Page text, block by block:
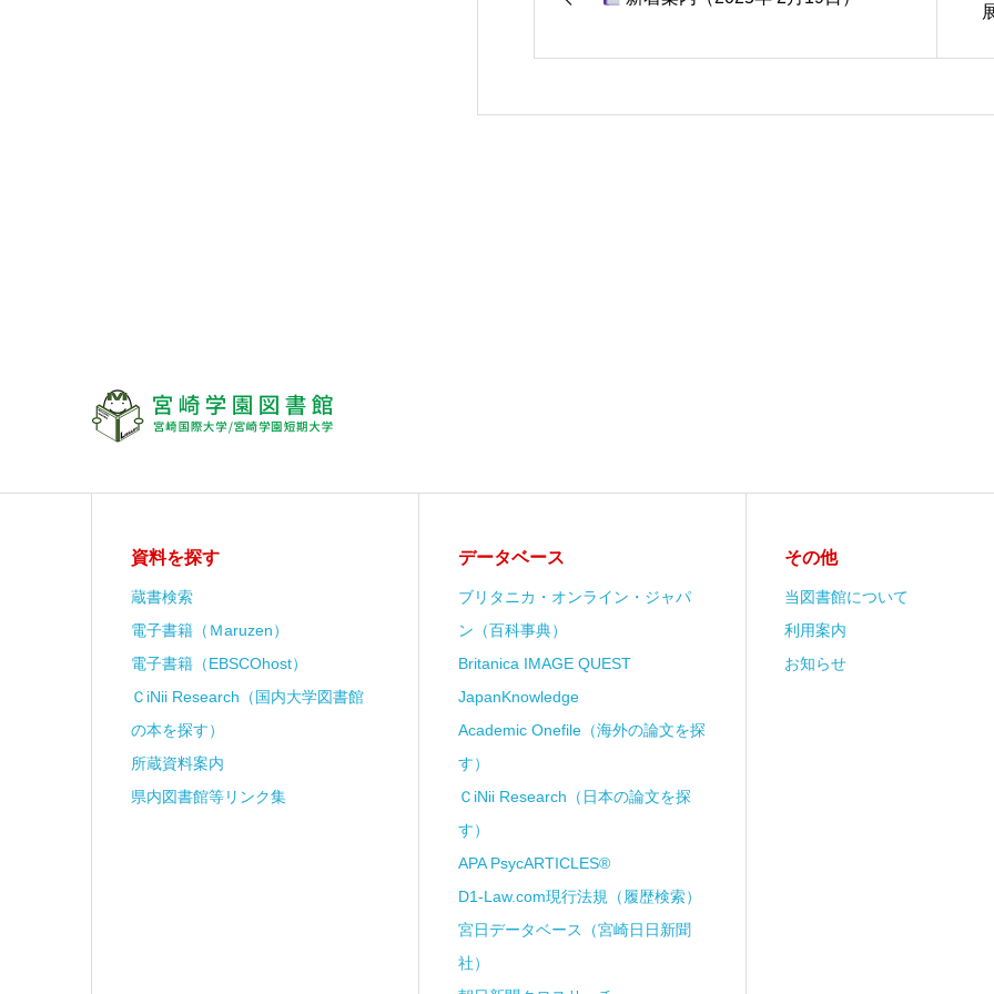
資料を探す
蔵書検索
電子書籍（Ｍaruzen）
電子書籍（EBSCOhost）
ＣiNii Research（国内大学図書館
の本を探す）
所蔵資料案内
県内図書館等リンク集
データベース
ブリタニカ・オンライン・ジャパ
ン（百科事典）
Britanica IMAGE QUEST
JapanKnowledge
Academic Onefile（海外の論文を探
す）
ＣiNii Research（日本の論文を探
す）
APA PsycARTICLES®
D1-Law.com現行法規（履歴検索）
宮日データベース（宮崎日日新聞
社）
その他
当図書館について
利用案内
お知らせ